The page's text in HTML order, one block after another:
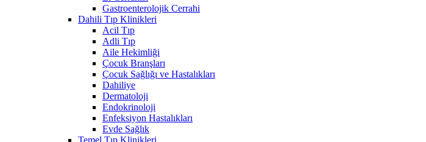
Gastroenterolojik Cerrahi
Dahili Tıp Klinikleri
Acil Tıp
Adli Tıp
Aile Hekimliği
Çocuk Branşları
Çocuk Sağlığı ve Hastalıkları
Dahiliye
Dermatoloji
Endokrinoloji
Enfeksiyon Hastalıkları
Evde Sağlık
Temel Tıp Klinikleri